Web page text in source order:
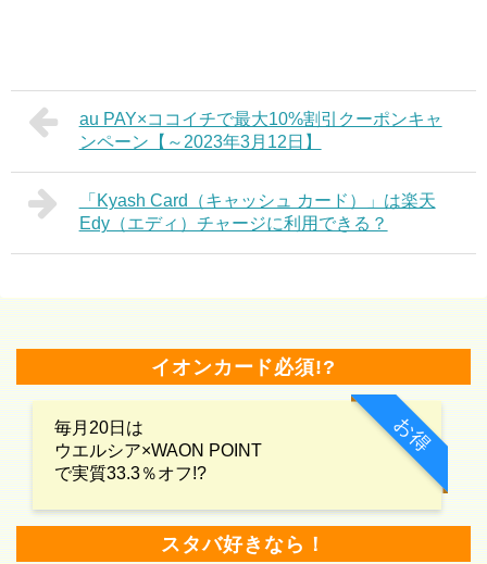
au PAY×ココイチで最大10%割引クーポンキャ
ンペーン【～2023年3月12日】
「Kyash Card（キャッシュ カード）」は楽天
Edy（エディ）チャージに利用できる？
イオンカード必須!?
お得
毎月20日は
ウエルシア×WAON POINT
で実質33.3％オフ!?
スタバ好きなら！